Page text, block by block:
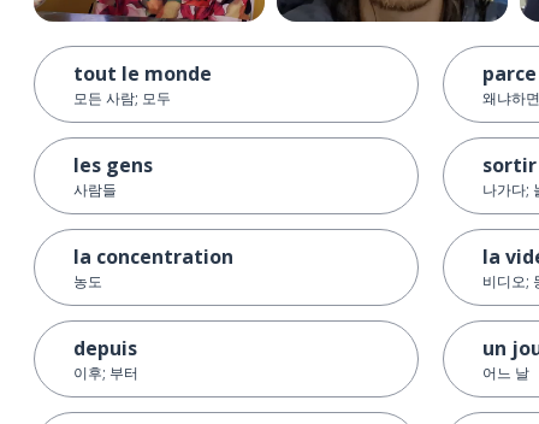
tout le monde
모든 사람; 모두
les gens
사람들
la concentration
농도
depuis
이후; 부터
왜냐하
sortir
나가다;
la
비디오;
un
어느 날